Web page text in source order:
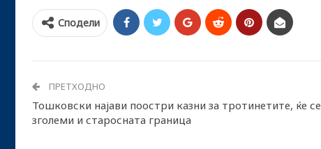
Сподели
ПРЕТХОДНО
Тошковски најави поостри казни за тротинетите, ќе се
зголеми и старосната граница